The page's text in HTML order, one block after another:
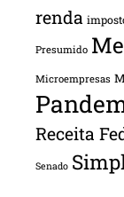
renda
Presumido
Microempresas
Receita
Senado